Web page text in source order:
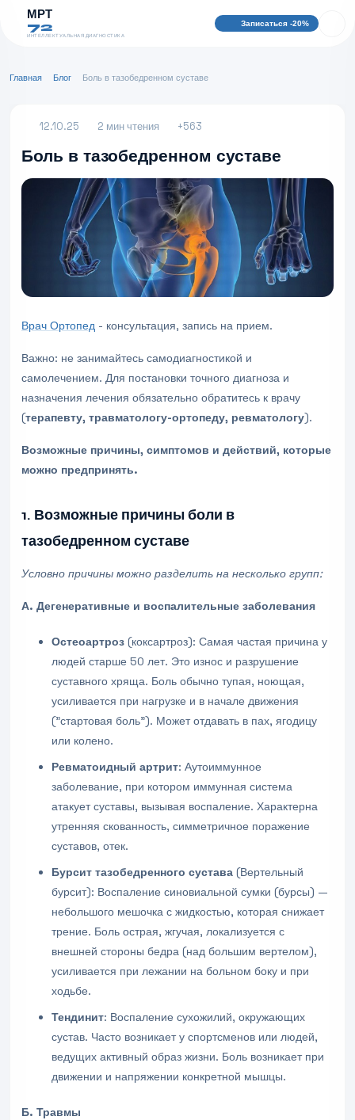
МРТ
72
ИНТЕЛЛЕКТУАЛЬНАЯ ДИАГНОСТИКА
Записаться -20%
Главная Блог Боль в тазобедренном суставе
12.10.25 2 мин чтения +563
Боль в тазобедренном суставе
Врач Ортопед - консультация, запись на прием.
Важно: не занимайтесь самодиагностикой и
самолечением. Для постановки точного диагноза и
назначения лечения обязательно обратитесь к врачу
(терапевту, травматологу-ортопеду, ревматологу).
Возможные причины, симптомов и действий, которые
можно предпринять.
1. Возможные причины боли в
тазобедренном суставе
Условно причины можно разделить на несколько групп:
А. Дегенеративные и воспалительные заболевания
Остеоартроз (коксартроз): Самая частая причина у
людей старше 50 лет. Это износ и разрушение
суставного хряща. Боль обычно тупая, ноющая,
усиливается при нагрузке и в начале движения
("стартовая боль"). Может отдавать в пах, ягодицу
или колено.
Ревматоидный артрит: Аутоиммунное
заболевание, при котором иммунная система
атакует суставы, вызывая воспаление. Характерна
утренняя скованность, симметричное поражение
суставов, отек.
Бурсит тазобедренного сустава(Вертельный
бурсит): Воспаление синовиальной сумки (бурсы) —
небольшого мешочка с жидкостью, которая снижает
трение. Боль острая, жгучая, локализуется с
внешней стороны бедра (над большим вертелом),
усиливается при лежании на больном боку и при
ходьбе.
Тендинит: Воспаление сухожилий, окружающих
сустав. Часто возникает у спортсменов или людей,
ведущих активный образ жизни. Боль возникает при
движении и напряжении конкретной мышцы.
Б. Травмы